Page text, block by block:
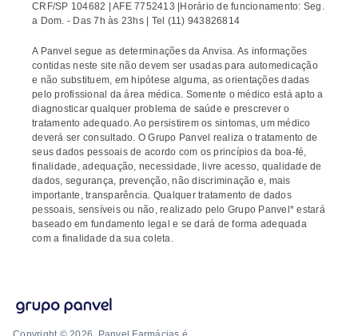
CRF/SP 104682 | AFE 7752413 |Horário de funcionamento: Seg.
a Dom. - Das 7h às 23hs | Tel (11) 943826814
A Panvel segue as determinações da Anvisa. As informações
contidas neste site não devem ser usadas para automedicação
e não substituem, em hipótese alguma, as orientações dadas
pelo profissional da área médica. Somente o médico está apto a
diagnosticar qualquer problema de saúde e prescrever o
tratamento adequado. Ao persistirem os sintomas, um médico
deverá ser consultado. O Grupo Panvel realiza o tratamento de
seus dados pessoais de acordo com os princípios da boa-fé,
finalidade, adequação, necessidade, livre acesso, qualidade de
dados, segurança, prevenção, não discriminação e, mais
importante, transparência. Qualquer tratamento de dados
pessoais, sensíveis ou não, realizado pelo Grupo Panvel* estará
baseado em fundamento legal e se dará de forma adequada
com a finalidade da sua coleta.